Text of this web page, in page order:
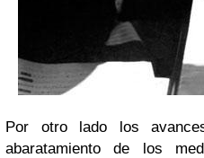
Por otro lado los
abaratamiento de los